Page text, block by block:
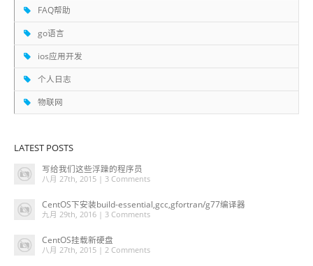
FAQ帮助
go语言
ios应用开发
个人日志
物联网
LATEST POSTS
写给我们这些浮躁的程序员
八月 27th, 2015 | 3 Comments
CentOS下安装build-essential,gcc,gfortran/g77编译器
九月 29th, 2016 | 3 Comments
CentOS挂载新硬盘
八月 27th, 2015 | 2 Comments